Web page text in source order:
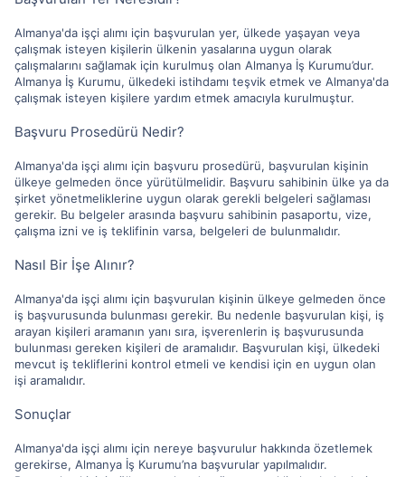
Almanya'da işçi alımı için başvurulan yer, ülkede yaşayan veya
çalışmak isteyen kişilerin ülkenin yasalarına uygun olarak
çalışmalarını sağlamak için kurulmuş olan Almanya İş Kurumu’dur.
Almanya İş Kurumu, ülkedeki istihdamı teşvik etmek ve Almanya'da
çalışmak isteyen kişilere yardım etmek amacıyla kurulmuştur.
Başvuru Prosedürü Nedir?
Almanya'da işçi alımı için başvuru prosedürü, başvurulan kişinin
ülkeye gelmeden önce yürütülmelidir. Başvuru sahibinin ülke ya da
şirket yönetmeliklerine uygun olarak gerekli belgeleri sağlaması
gerekir. Bu belgeler arasında başvuru sahibinin pasaportu, vize,
çalışma izni ve iş teklifinin varsa, belgeleri de bulunmalıdır.
Nasıl Bir İşe Alınır?
Almanya'da işçi alımı için başvurulan kişinin ülkeye gelmeden önce
iş başvurusunda bulunması gerekir. Bu nedenle başvurulan kişi, iş
arayan kişileri aramanın yanı sıra, işverenlerin iş başvurusunda
bulunması gereken kişileri de aramalıdır. Başvurulan kişi, ülkedeki
mevcut iş tekliflerini kontrol etmeli ve kendisi için en uygun olan
işi aramalıdır.
Sonuçlar
Almanya'da işçi alımı için nereye başvurulur hakkında özetlemek
gerekirse, Almanya İş Kurumu’na başvurular yapılmalıdır.